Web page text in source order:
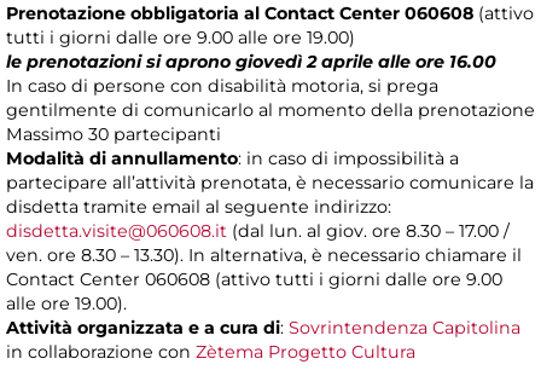
Prenotazione obbligatoria al Contact Center 060608 (attivo
tutti i giorni dalle ore 9.00 alle ore 19.00)
le prenotazioni si aprono giovedì 2 aprile alle ore 16.00
In caso di persone con disabilità motoria, si prega
gentilmente di comunicarlo al momento della prenotazione
Massimo 30 partecipanti
Modalità di annullamento: in caso di impossibilità a
partecipare all’attività prenotata, è necessario comunicare la
disdetta tramite email al seguente indirizzo:
disdetta.visite@060608.it (dal lun. al giov. ore 8.30 – 17.00 /
ven. ore 8.30 – 13.30). In alternativa, è necessario chiamare il
Contact Center 060608 (attivo tutti i giorni dalle ore 9.00
alle ore 19.00).
Attività organizzata e a cura di: Sovrintendenza Capitolina
in collaborazione con Zètema Progetto Cultura